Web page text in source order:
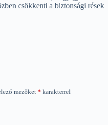
csökkenti a biztonsági rések
mezőket * karakterrel